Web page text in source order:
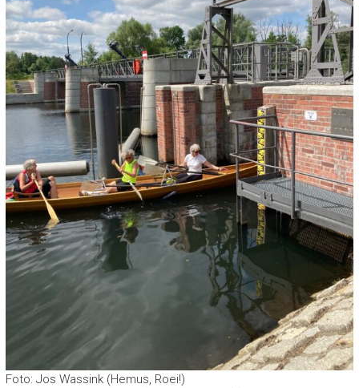
Foto: Jos Wassink (Hemus, Roei!)